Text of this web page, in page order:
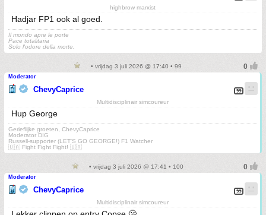
highbrow marxist
Hadjar FP1 ook al goed.
Il mondo apre le porte
Pace totalitaria
Solo l'odore della morte.
• vrijdag 3 juli 2026 @ 17:40 • 99
Moderator
ChevyCaprice
Multidisciplinair simcoureur
Hup George
Gerieflijke groeten, ChevyCaprice
Moderator DIG
Russell-supporter (LET'S GO GEORGE!) F1 Watcher
🇺🇦 Fight Fight Fight! 🇺🇦
• vrijdag 3 juli 2026 @ 17:41 • 100
Moderator
ChevyCaprice
Multidisciplinair simcoureur